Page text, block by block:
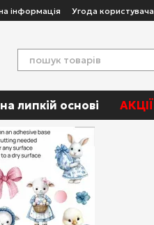
інформація Угода користувача
липкій основі АКЦІЇ